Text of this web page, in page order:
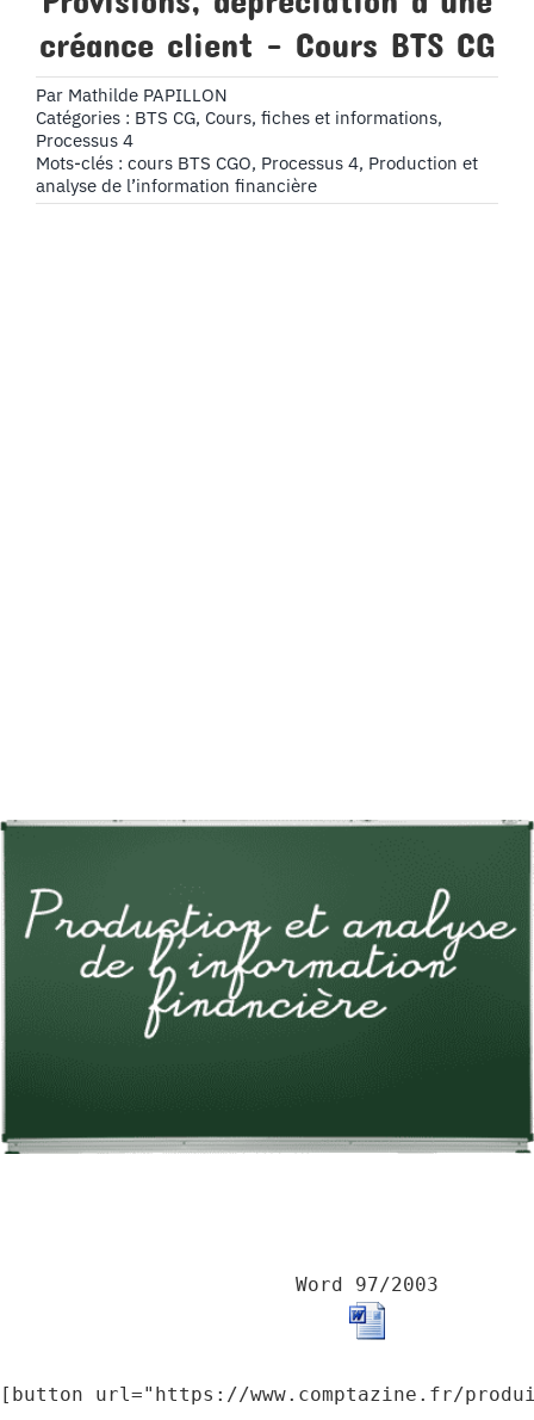
créance client – Cours BTS CG
Par Mathilde PAPILLON
Catégories : BTS CG, Cours, fiches et informations,
Processus 4
Mots-clés : cours BTS CGO, Processus 4, Production et
analyse de l’information financière
Word 97/2003
[button url="https://www.comptazine.fr/